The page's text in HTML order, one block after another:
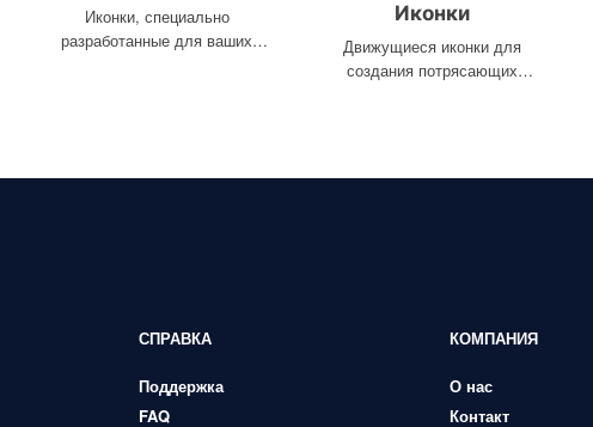
Иконки, специально
разработанные для ваших
Иконки
Движущиеся иконки для
создания потрясающих
СПРАВКА
Поддержка
FAQ
КОМПАНИЯ
О нас
Контакт